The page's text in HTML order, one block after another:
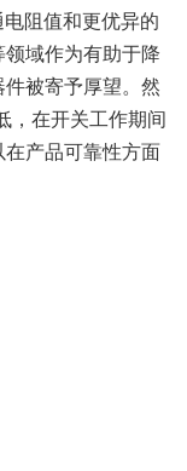
阻值和更优异的
域作为有助于降
被寄予厚望。然
，在开关工作期间
产品可靠性方面